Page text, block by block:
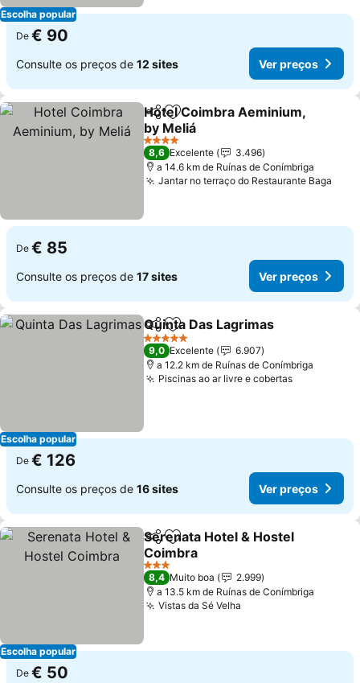
Escolha popular
De € 90
Consulte os preços de 12 sites Ver preços
PartilharAdicionar aos favoritos
Hotel Coimbra Aeminium,
by Meliá
Ver preços
4 Estrelas
8,6 Excelente
3.496
a 14.6 km de Ruínas de Conímbriga
Jantar no terraço do Restaurante Baga
De € 85
Consulte os preços de 17 sites Ver preços
Escolha popular
PartilharAdicionar aos favoritos
Quinta Das Lagrimas
5 Estrelas
9,0 Excelente
6.907
a 12.2 km de Ruínas de Conímbriga
Piscinas ao ar livre e cobertasVer preços
De € 126
Consulte os preços de 16 sites Ver preços
Escolha popular
PartilharAdicionar aos favoritos
Serenata Hotel & Hostel
Coimbra
Ver preços
3 Estrelas
8,4 Muito boa
2.999
a 13.5 km de Ruínas de Conímbriga
Vistas da Sé Velha
De € 50